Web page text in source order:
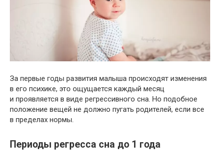
За первые годы развития малыша происходят изменения
в его психике, это ощущается каждый месяц
и проявляется в виде регрессивного сна. Но подобное
положение вещей не должно пугать родителей, если все
в пределах нормы.
Периоды регресса сна до 1 года